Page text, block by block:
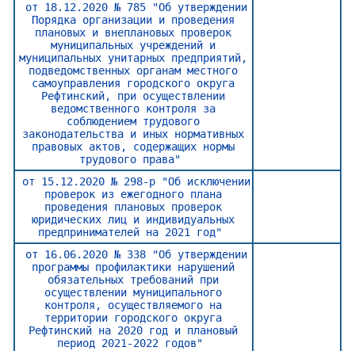
от 18.12.2020 № 785 "Об утверждении
Порядка организации и проведения
плановых и внеплановых проверок
муниципальных учреждений и
муниципальных унитарных предприятий,
подведомственных органам местного
самоуправления городского округа
Рефтинский, при осуществлении
ведомственного контроля за
соблюдением трудового
законодательства и иных нормативных
правовых актов, содержащих нормы
трудового права"
от 15.12.2020 № 298-р "Об исключении
проверок из ежегодного плана
проведения плановых проверок
юридических лиц и индивидуальных
предпринимателей на 2021 год"
от 16.06.2020 № 338 "Об утверждении
программы профилактики нарушений
обязательных требований при
осуществлении муниципального
контроля, осуществляемого на
территории городского округа
Рефтинский на 2020 год и плановый
период 2021-2022 годов"